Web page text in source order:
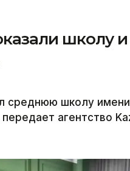
школу
среднюю школу
агентство